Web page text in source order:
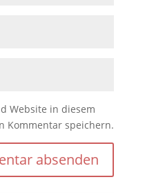
Website in diesem
Kommentar speichern.